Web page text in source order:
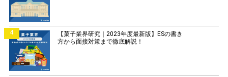
4
【菓子業界研究｜2023年度最新版】ESの書き
方から面接対策まで徹底解説！